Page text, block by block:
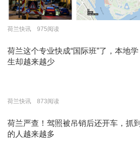
荷兰快讯 975阅读
荷兰这个专业快成“国际班”了，本地学
生却越来越少
荷兰快讯 873阅读
荷兰严查！驾照被吊销后还开车，抓到
的人越来越多